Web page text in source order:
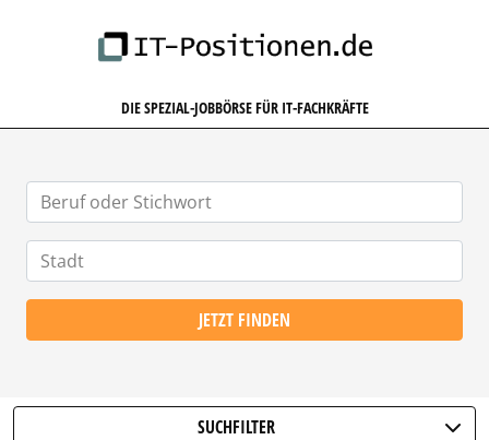
DIE SPEZIAL-JOBBÖRSE FÜR IT-FACHKRÄFTE
JETZT FINDEN
SUCHFILTER